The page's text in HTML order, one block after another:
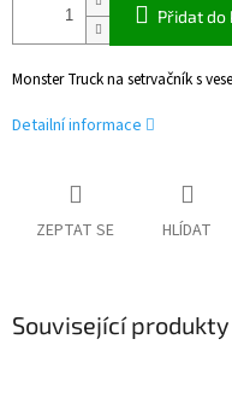
Přidat do
Monster Truck na setrvačník s
Detailní informace
ZEPTAT SE HLÍDAT
Související produkty